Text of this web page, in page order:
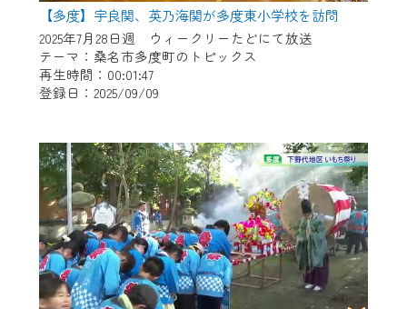
【多度】宇良関、英乃海関が多度東小学校を訪問
2025年7月28日週 ウィークリーたどにて放送
テーマ：桑名市多度町のトピックス
再生時間：00:01:47
登録日：2025/09/09
※マイページへのログインには、MyIDが必
要となります。
※MyIDとは、CCNet Web TVを含むCCNetの
各種サービスをご利用頂くためのIDです。
で設定できます。
（GmailやYahooなどのフリーメールアドレ
スでも作成可能です）
※マイページへのログイン・MyIDの新規登
録はこちらから
※CCNetアプリをご利用中の方は引き続き
ご視聴いただけます。